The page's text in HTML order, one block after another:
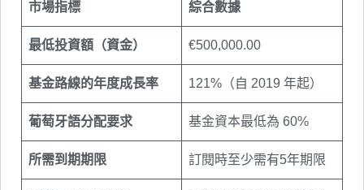
市場指標 綜合數據
最低投資額（資金） €500,000.00
基金路線的年度成長率 121%（自 2019 年起）
葡萄牙語分配要求 基金資本最低為 60%
所需到期期限 訂閱時至少需有5年期限